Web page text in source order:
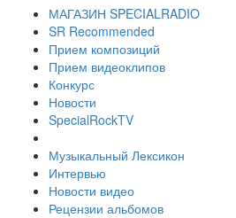
МАГАЗИН SPECIALRADIO
SR Recommended
Прием композиций
Прием видеоклипов
Конкурс
Новости
SpecialRockTV
Музыкальный Лексикон
Интервью
Новости видео
Рецензии альбомов